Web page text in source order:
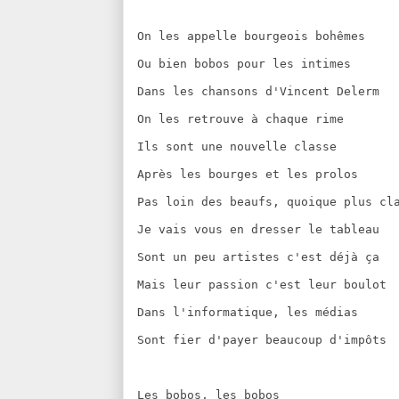
On les appelle bourgeois bohêmes
Ou bien bobos pour les intimes
Dans les chansons d'Vincent Delerm
On les retrouve à chaque rime
Ils sont une nouvelle classe
Après les bourges et les prolos
Pas loin des beaufs, quoique plus
Je vais vous en dresser le tableau
Sont un peu artistes c'est déjà ça
Mais leur passion c'est leur boulot
Dans l'informatique, les médias
Sont fier d'payer beaucoup d'impôts
Les bobos, les bobos